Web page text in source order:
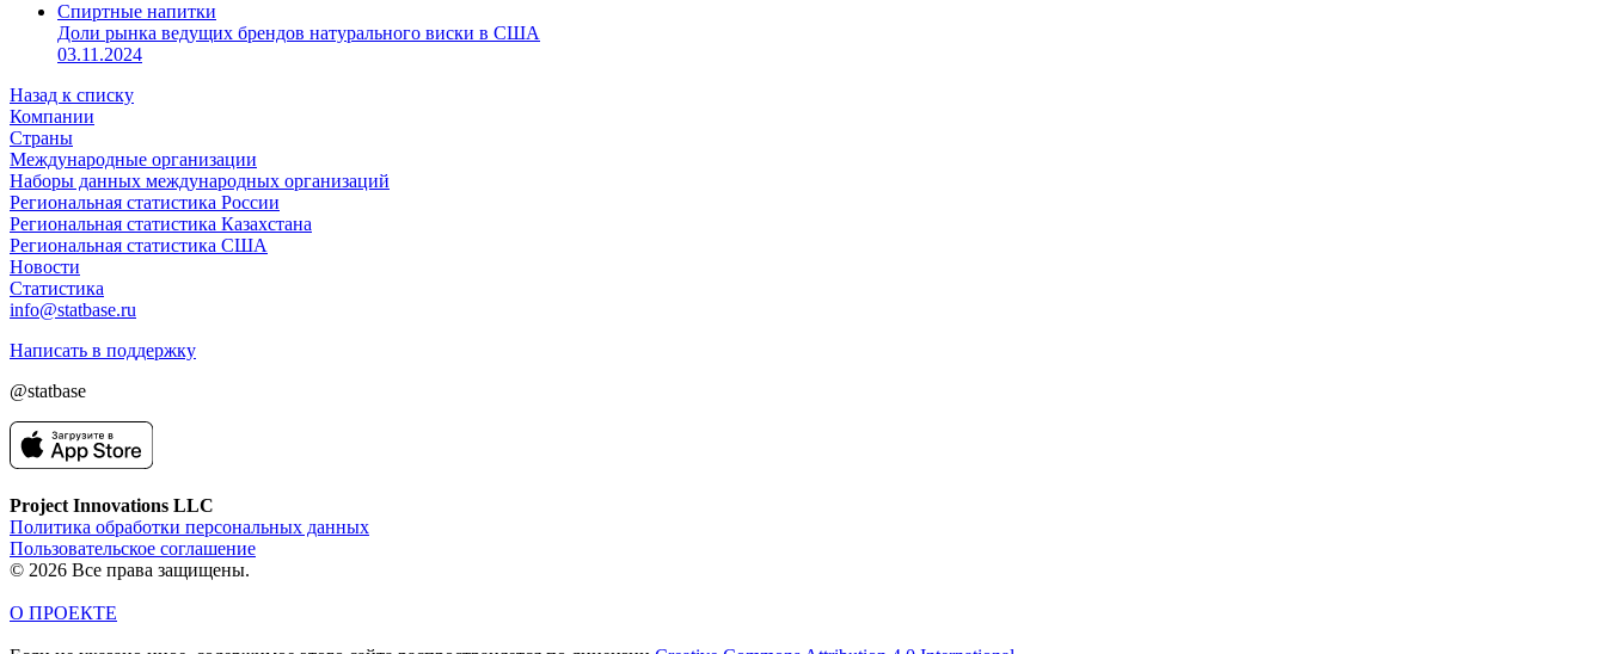
Спиртные напитки
Доли рынка ведущих брендов натурального виски в США
03.11.2024
Назад к списку
Компании
Страны
Международные организации
Наборы данных международных организаций
Региональная статистика России
Региональная статистика Казахстана
Региональная статистика США
Новости
Статистика
info@statbase.ru
Написать в поддержку
@statbase
Project Innovations LLC
Политика обработки персональных данных
Пользовательское соглашение
© 2026 Все права защищены.
О ПРОЕКТЕ